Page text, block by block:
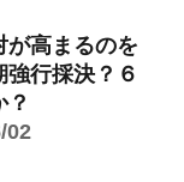
が高まるのを
行採決？６
？
02